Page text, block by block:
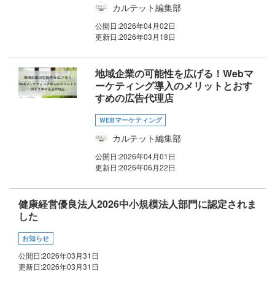
カルテット編集部
公開日:2026年04月02日
更新日:2026年03月18日
地域企業の可能性を広げる！Webマ
ーケティング導入のメリットとおす
すめの広告代理店
WEBマーケティング
カルテット編集部
公開日:2026年04月01日
更新日:2026年06月22日
健康経営優良法人2026中小規模法人部門に認定されま
した
お知らせ
公開日:2026年03月31日
更新日:2026年03月31日